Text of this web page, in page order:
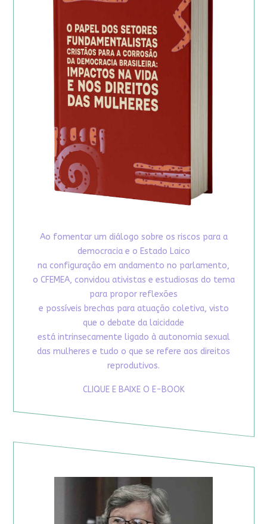
Ao fomentar um diálogo sobre os riscos para a
democracia e o Estado Laico
na configuração em andamento no parlamento,
o CFEMEA, convidou ativistas e estudiosas do tema
para propor reflexões
e possíveis brechas para atuação coletiva, visto
que o debate da laicidade
está intrinsecamente ligado à autonomia sexual
das mulheres e tudo o que se refere aos direitos
reprodutivos.
CLIQUE E BAIXE O E-BOOK